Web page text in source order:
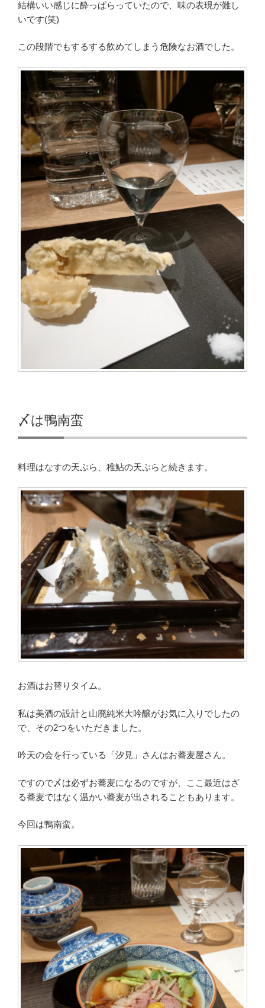
結構いい感じに酔っぱらっていたので、味の表現が難し
いです(笑)
この段階でもするする飲めてしまう危険なお酒でした。
〆は鴨南蛮
料理はなすの天ぷら、稚鮎の天ぷらと続きます。
お酒はお替りタイム。
私は美酒の設計と山廃純米大吟醸がお気に入りでしたの
で、その2つをいただきました。
吟天の会を行っている「汐見」さんはお蕎麦屋さん。
ですので〆は必ずお蕎麦になるのですが、ここ最近はざ
る蕎麦ではなく温かい蕎麦が出されることもあります。
今回は鴨南蛮。